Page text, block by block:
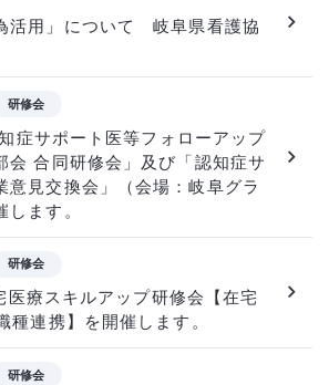
活用」について 岐阜県看護協
研修会
症サポート医等フォローアップ
会 合同研修会」及び「認知症サ
意見交換会」（会場：岐阜グラ
ます。
研修会
医療スキルアップ研修会【在宅
種連携】を開催します。
研修会